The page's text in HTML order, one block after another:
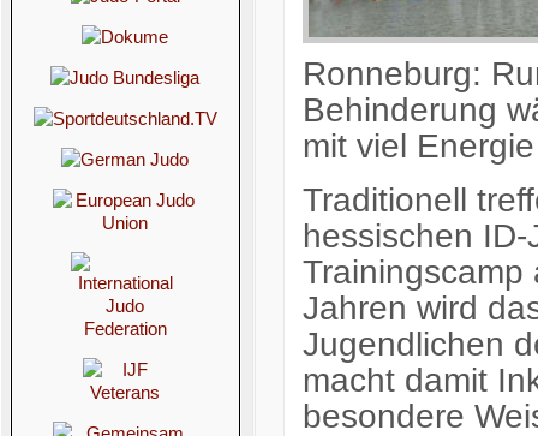
Ronneburg:
Behinderung
mit viel
Traditionell
hessischen
Jahren wird
Jugendlichen
macht damit
besondere